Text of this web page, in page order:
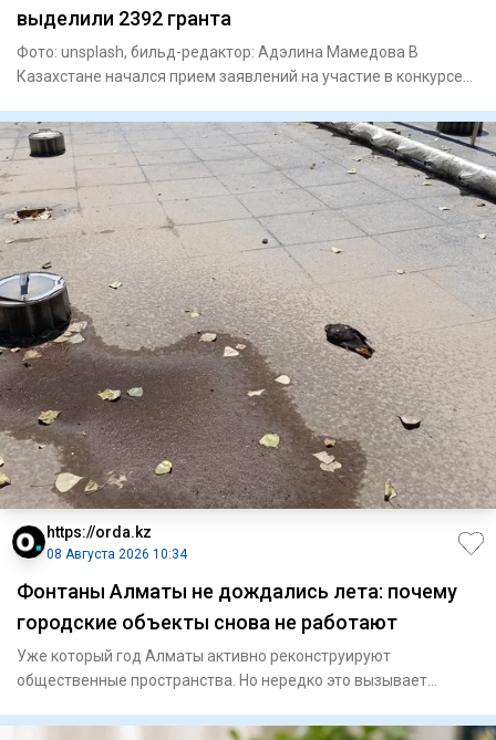
выделили 2392 гранта
Фото: unsplash, бильд-редактор: Адэлина Мамедова В
Казахстане начался прием заявлений на участие в конкурсе
https://orda.kz
08 Августа 2026 10:34
Фонтаны Алматы не дождались лета: почему
городские объекты снова не работают
Уже который год Алматы активно реконструируют
общественные пространства. Но нередко это вызывает